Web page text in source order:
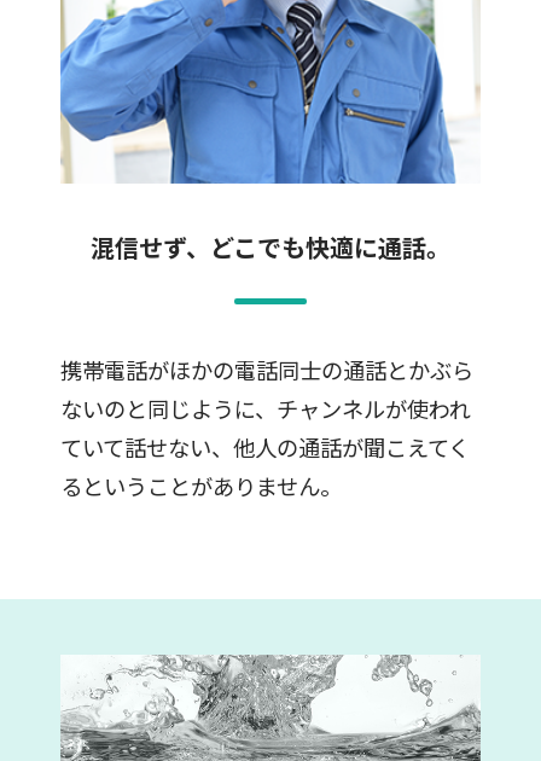
混信せず、どこでも快適に通話。
携帯電話がほかの電話同士の通話とかぶら
ないのと同じように、チャンネルが使われ
ていて話せない、他人の通話が聞こえてく
るということがありません。